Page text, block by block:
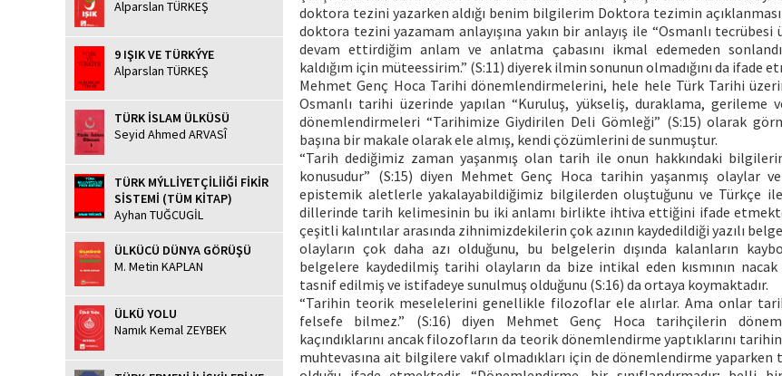
Alparslan TÜRKEŞ
9 IŞIK VE TÜRKÝYE
Alparslan TÜRKEŞ
TÜRK İSLAM ÜLKÜSÜ
Seyid Ahmed ARVASÎ
TÜRK MÝLLİYETÇİLİİĞİ FİKİR
SİSTEMİ (TÜM KİTAP)
Ayhan TUĞCUGİL
ÜLKÜCÜ DÜNYA GÖRÜŞÜ
M. Metin KAPLAN
ÜLKÜ YOLU
Namık Kemal ZEYBEK
doktora tezini yazarken aldığı benim bilgilerim Doktora tezimin
doktora tezini yazamam anlayışına yakın bir anlayış ile “Osmanlı tecrübesi
devam ettirdiğim anlam ve anlatma çabasını ikmal edemeden
kaldığım için müteessirim.” (S:11) diyerek ilmin sonunun olmadığını da ifade
Mehmet Genç Hoca Tarihi dönemlendirmelerini, hele hele Türk Tarihi
Osmanlı tarihi üzerinde yapılan “Kuruluş, yükseliş, duraklama, gerileme
dönemlendirmeleri “Tarihimize Giydirilen Deli Gömleği” (S:15) olarak
başına bir makale olarak ele almış, kendi çözümlerini de sunmuştur.
“Tarih dediğimiz zaman yaşanmış olan tarih ile onun hakkındaki
konusudur” (S:15) diyen Mehmet Genç Hoca tarihin yaşanmış olaylar
epistemik aletlerle yakalayabildiğimiz bilgilerden oluştuğunu ve Türkçe
dillerinde tarih kelimesinin bu iki anlamı birlikte ihtiva ettiğini ifade
çeşitli kalıntılar arasında zihnimizdekilerin çok azının kaydedildiği yazılı
olayların çok daha azı olduğunu, bu belgelerin dışında kalanların
belgelere kaydedilmiş tarihi olayların da bize intikal eden kısmının
tasnif edilmiş ve istifadeye sunulmuş olduğunu (S:16) da ortaya koymaktadır.
“Tarihin teorik meselelerini genellikle filozoflar ele alırlar. Ama onlar
felsefe bilmez.” (S:16) diyen Mehmet Genç Hoca tarihçilerin
kaçındıklarını ancak filozofların da teorik dönemlendirme yaptıklarını
muhtevasına ait bilgilere vakıf olmadıkları için de dönemlendirme